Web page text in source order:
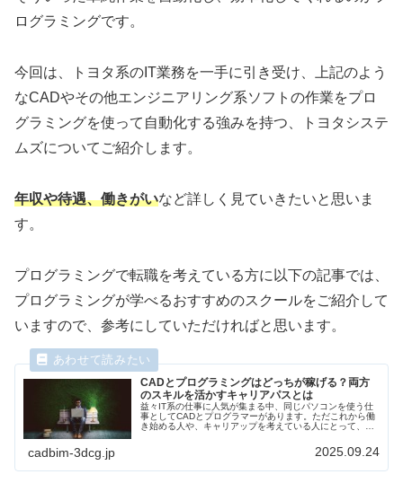
ログラミングです。
今回は、トヨタ系のIT業務を一手に引き受け、上記のよう
なCADやその他エンジニアリング系ソフトの作業をプロ
グラミングを使って自動化する強みを持つ、トヨタシステ
ムズについてご紹介します。
年収や待遇、働きがいなど詳しく見ていきたいと思いま
す。
プログラミングで転職を考えている方に以下の記事では、
プログラミングが学べるおすすめのスクールをご紹介して
いますので、参考にしていただければと思います。
CADとプログラミングはどっちが稼げる？両方
のスキルを活かすキャリアパスとは
益々IT系の仕事に人気が集まる中、同じパソコンを使う仕
事としてCADとプログラマーがあります。ただこれから働
き始める人や、キャリアップを考えている人にとって、ど
か？という疑問もあるかと思います。そこで今回はそれぞ
れの仕事の特徴や、どちらを選ぶべきかを書きたいと思い
cadbim-3dcg.jp 2025.09.24